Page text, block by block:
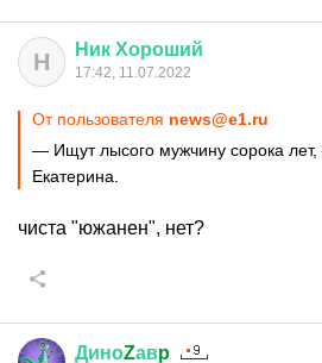
Н Ник Хороший
17:42, 11.07.2022
От пользователя news@e1.ru
— Ищут лысого мужчину сорока лет,
Екатерина.
чиста "южанен", нет?
ДиноZавp